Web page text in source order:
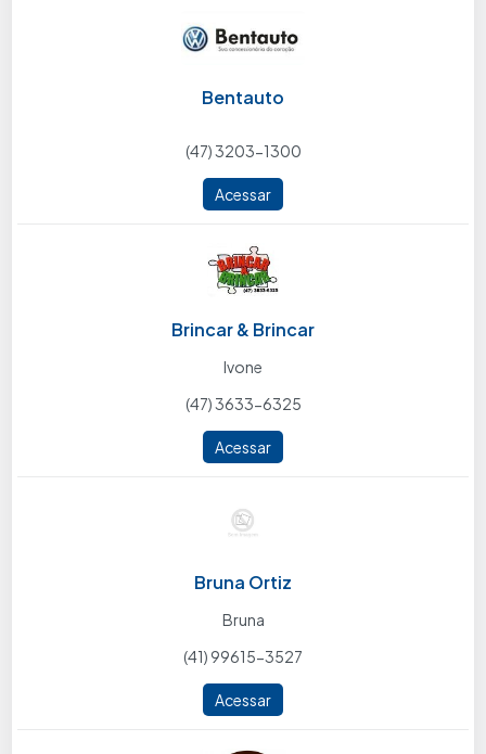
Bentauto
(47) 3203-1300
Acessar
Brincar & Brincar
Ivone
(47) 3633-6325
Acessar
Bruna Ortiz
Bruna
(41) 99615-3527
Acessar